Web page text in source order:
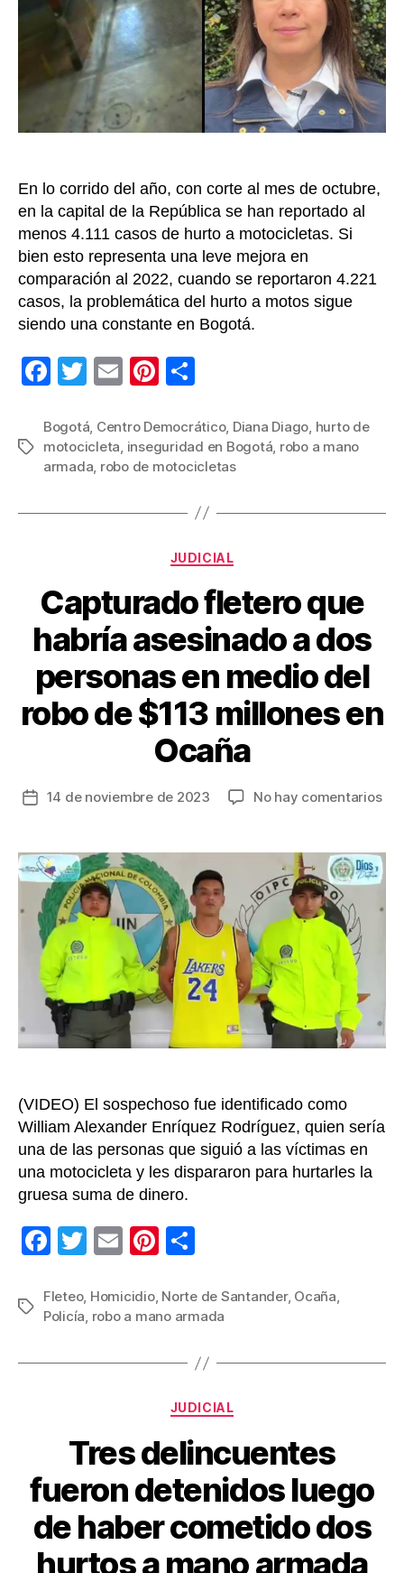
de
En lo corrido del año, con corte al mes de octubre,
en la capital de la República se han reportado al
menos 4.111 casos de hurto a motocicletas. Si
bien esto representa una leve mejora en
comparación al 2022, cuando se reportaron 4.221
casos, la problemática del hurto a motos sigue
siendo una constante en Bogotá.
F
c
e
o
T
tt
er
E
ail
Pi
er
e
m
p
tir
Etiquetas
Bogotá Centro Democrático, Diana Diago hurto de
motocicleta inseguridad en Bogotá robo a mano
armada robo de motocicletas
Categorías
JUDICIAL
Capturado fletero que
habría asesinado a dos
personas en medio del
robo de $113 millones en
Ocaña
Fecha
entrada
14 de noviembre de 2023 No hay comentariosen
a
del
de
(VIDEO) El sospechoso fue identificado como
William Alexander Enríquez Rodríguez, quien sería
una de las personas que siguió a las víctimas en
una motocicleta y les dispararon para hurtarles la
gruesa suma de dinero.
F
c
e
b
T
tt
er
E
ail
Pi
er
e
st
m
p
ar
Etiquetas
Fleteo, Homicidio, Norte de Santander, Ocaña,
Policía, robo a mano armada
Categorías
JUDICIAL
Tres delincuentes
fueron detenidos luego
de haber cometido dos
hurtos a mano armada